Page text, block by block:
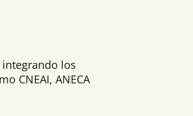
los
CNEAI, ANECA